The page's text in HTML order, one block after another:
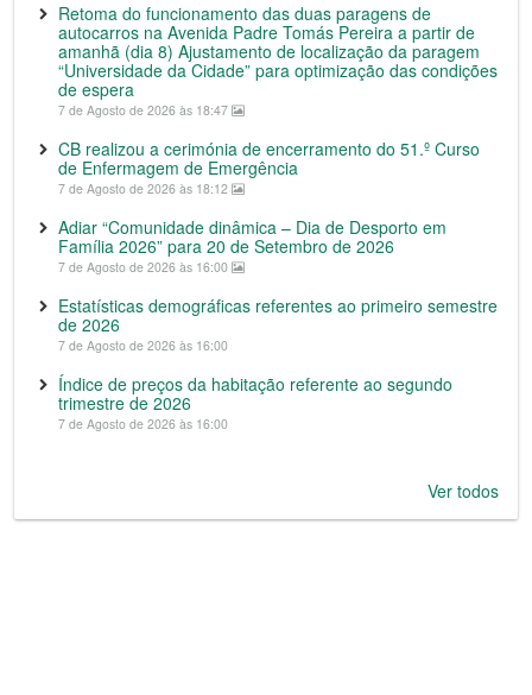
Retoma do funcionamento das duas paragens de
autocarros na Avenida Padre Tomás Pereira a partir de
amanhã (dia 8) Ajustamento de localização da paragem
“Universidade da Cidade” para optimização das condições
de espera
7 de Agosto de 2026 às 18:47
CB realizou a cerimónia de encerramento do 51.º Curso
de Enfermagem de Emergência
7 de Agosto de 2026 às 18:12
Adiar “Comunidade dinâmica – Dia de Desporto em
Família 2026” para 20 de Setembro de 2026
7 de Agosto de 2026 às 16:00
Estatísticas demográficas referentes ao primeiro semestre
de 2026
7 de Agosto de 2026 às 16:00
Índice de preços da habitação referente ao segundo
trimestre de 2026
7 de Agosto de 2026 às 16:00
Ver todos